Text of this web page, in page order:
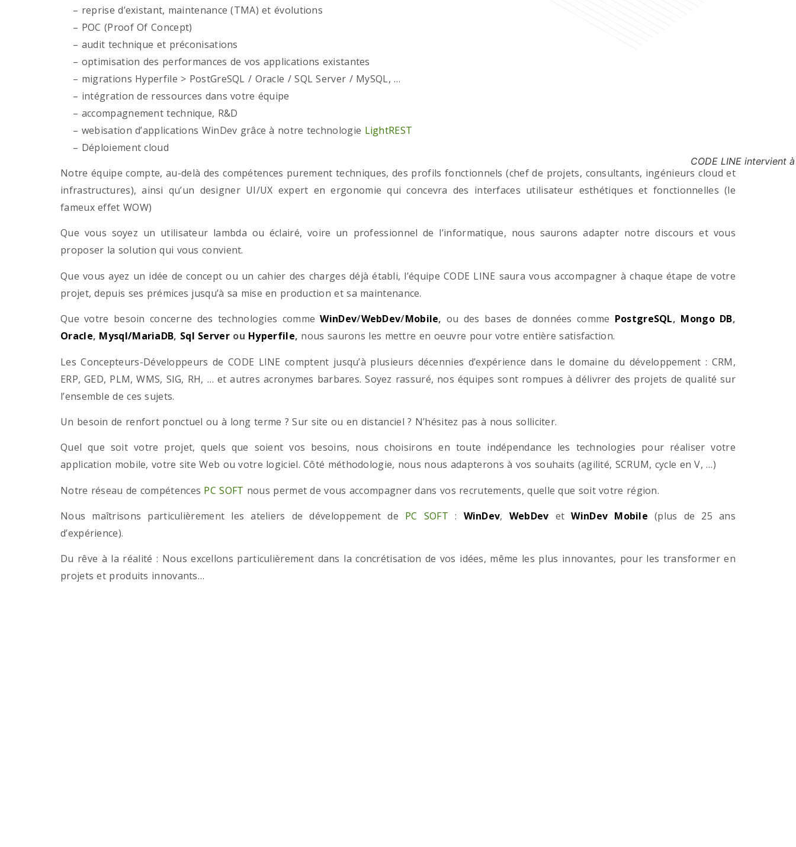
– reprise d’existant, maintenance (TMA) et évolutions
– POC (Proof Of Concept)
– audit technique et préconisations
– optimisation des performances de vos applications existantes
– migrations Hyperfile > PostGreSQL / Oracle / SQL Server / MySQL, …
– intégration de ressources dans votre équipe
– accompagnement technique, R&D
– webisation d’applications WinDev grâce à notre technologie LightREST
– Déploiement cloud
Notre équipe compte, au-delà des compétences purement techniques, des profils fonctionnels (chef de projets, consultants, ingénieurs cloud et
infrastructures), ainsi qu’un designer UI/UX expert en ergonomie qui concevra des interfaces utilisateur esthétiques et fonctionnelles (le
fameux effet WOW)
Que vous soyez un utilisateur lambda ou éclairé, voire un professionnel de l’informatique, nous saurons adapter notre discours et vous
proposer la solution qui vous convient.
Que vous ayez un idée de concept ou un cahier des charges déjà établi, l’équipe CODE LINE saura vous accompagner à chaque étape de votre
projet, depuis ses prémices jusqu’à sa mise en production et sa maintenance.
Que votre besoin concerne des technologies commeWinDev/WebDev/Mobile, ou des bases de données comme PostgreSQL, Mongo DB,
Oracle, Mysql/MariaDB, Sql Serverou Hyperfile, nous saurons les mettre en oeuvre pour votre entière satisfaction.
Les Concepteurs-Développeurs de CODE LINE comptent jusqu’à plusieurs décennies d’expérience dans le domaine du développement : CRM,
ERP, GED, PLM, WMS, SIG, RH, … et autres acronymes barbares. Soyez rassuré, nos équipes sont rompues à délivrer des projets de qualité sur
l’ensemble de ces sujets.
Un besoin de renfort ponctuel ou à long terme ? Sur site ou en distanciel ? N’hésitez pas à nous solliciter.
Quel que soit votre projet, quels que soient vos besoins, nous choisirons en toute indépendance les technologies pour réaliser votre
application mobile, votre site Web ou votre logiciel. Côté méthodologie, nous nous adapterons à vos souhaits (agilité, SCRUM, cycle en V, …)
Notre réseau de compétences PC SOFT nous permet de vous accompagner dans vos recrutements, quelle que soit votre région.
Nous maîtrisons particulièrement les ateliers de développement de PC SOFT : WinDev, WebDev et WinDev Mobile (plus de 25 ans
d’expérience).
Du rêve à la réalité : Nous excellons particulièrement dans la concrétisation de vos idées, même les plus innovantes, pour les transformer en
projets et produits innovants…
CODE LINE intervient